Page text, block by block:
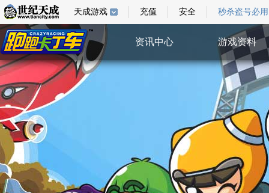
天成游戏 充值 安全 秒杀盗号必用
资讯中心 游戏资料
综合新闻
游戏指南
游戏壁纸
视频中心
特权验证